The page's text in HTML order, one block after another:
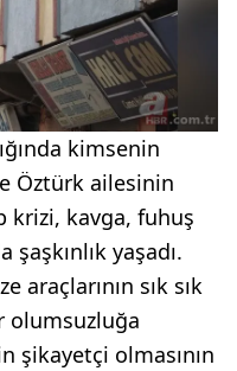
kimsenin
Öztürk ailesinin
krizi, kavga, fuhuş
yaşadı.
araçlarının sık sık
olumsuzluğa
şikayetçi olmasının